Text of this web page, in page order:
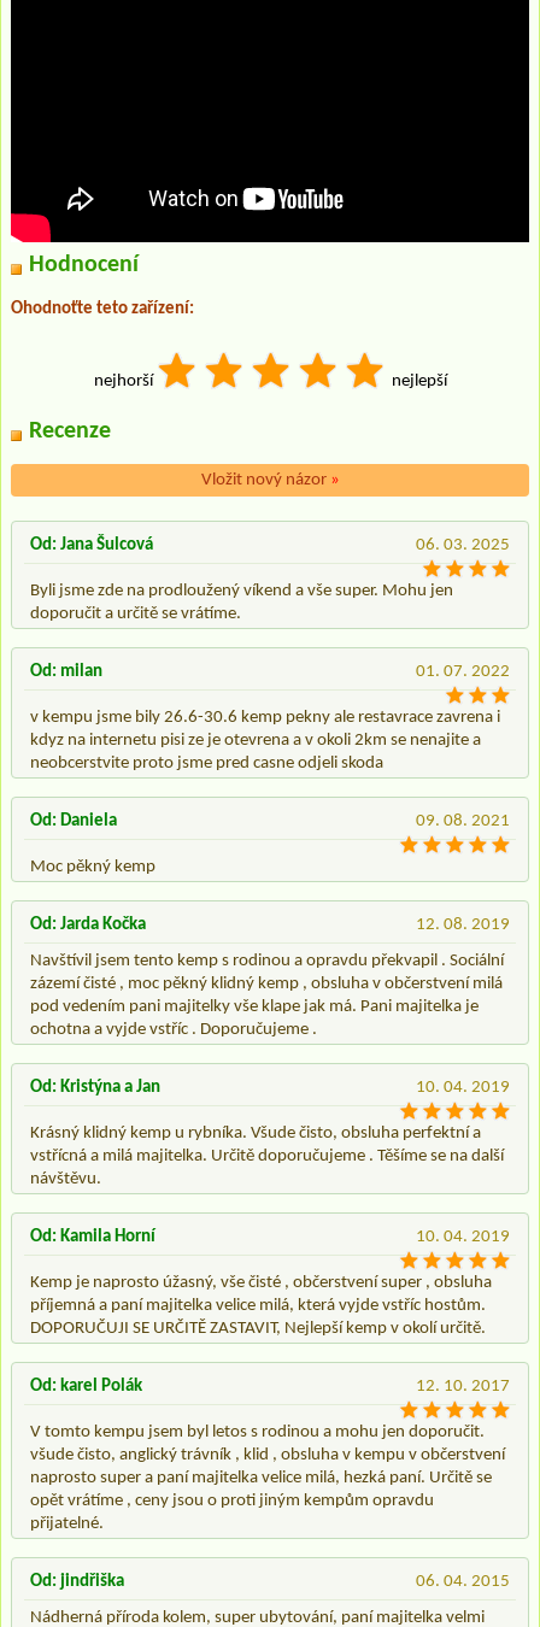
Hodnocení
Ohodnoťte teto zařízení:
nejhorší nejlepší
Recenze
Vložit nový názor »
06. 03. 2025
Od: Jana Šulcová
Byli jsme zde na prodloužený víkend a vše super. Mohu jen
doporučit a určitě se vrátíme.
01. 07. 2022
Od: milan
v kempu jsme bily 26.6-30.6 kemp pekny ale restavrace zavrena i
kdyz na internetu pisi ze je otevrena a v okoli 2km se nenajite a
neobcerstvite proto jsme pred casne odjeli skoda
09. 08. 2021
Od: Daniela
Moc pěkný kemp
12. 08. 2019
Od: Jarda Kočka
Navštívil jsem tento kemp s rodinou a opravdu překvapil . Sociální
zázemí čisté , moc pěkný klidný kemp , obsluha v občerstvení milá
pod vedením pani majitelky vše klape jak má. Pani majitelka je
ochotna a vyjde vstříc . Doporučujeme .
10. 04. 2019
Od: Kristýna a Jan
Krásný klidný kemp u rybníka. Všude čisto, obsluha perfektní a
vstřícná a milá majitelka. Určitě doporučujeme . Těšíme se na další
návštěvu.
10. 04. 2019
Od: Kamila Horní
Kemp je naprosto úžasný, vše čisté , občerstvení super , obsluha
příjemná a paní majitelka velice milá, která vyjde vstříc hostům.
DOPORUČUJI SE URČITĚ ZASTAVIT, Nejlepší kemp v okolí určitě.
12. 10. 2017
Od: karel Polák
V tomto kempu jsem byl letos s rodinou a mohu jen doporučit.
všude čisto, anglický trávník , klid , obsluha v kempu v občerstvení
naprosto super a paní majitelka velice milá, hezká paní. Určitě se
opět vrátíme , ceny jsou o proti jiným kempům opravdu
přijatelné.
06. 04. 2015
Od: jindřiška
Nádherná příroda kolem, super ubytování, paní majitelka velmi